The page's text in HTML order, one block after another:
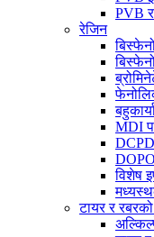
PVB
रेजिन
MDI
DCPD
विशेष
टायर र